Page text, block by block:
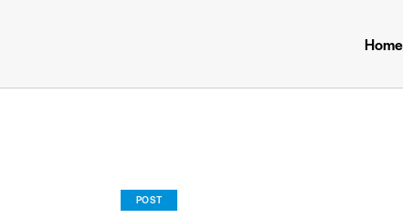
Home
POST